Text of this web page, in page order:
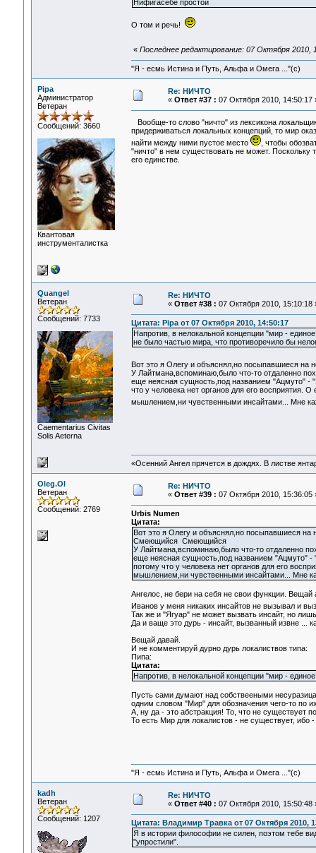
Нифигасебе простой
О том и речь!
« Последнее редактирование: 07 Октября 2010,
"Я - есмь Истина и Путь, Альфа и Омега ..."(с)
Pipa
Администратор
Ветеран
Сообщений: 3660
Квантовая
инструменталистка
Re: НИЧТО
« Ответ #37 : 07 Октября 2010, 14:50:17
Вообще-то слово "ничто" из лексикона
придерживаться локальных концепций, то мир
найти между ними пустое место
, чтобы
"ничто" в нем существовать не может. Поскольку
его единстве.
Quangel
Ветеран
Сообщений: 7733
Сaementarius Civitas
Solis Aeterna
Re: НИЧТО
« Ответ #38 : 07 Октября 2010, 15:10:18
Цитата: Pipa от 07 Октября 2010, 14:50:17
Напротив, в нелокальной концепции "мир -
не было частью мира, что противоречило бы
Вот это я Олегу и объяснял,но посыпавшиеся на
У Лайтмана,вспоминаю,было что-то отдаленно
еще неясная сущность,под названием "Ацмуто" -
что у человека нет органов для его восприятия.
мышлением,ни чувственными инсайтами... Мне
«Осенний Ангел прячется в дождях. В листве
Oleg.Ol
Ветеран
Сообщений: 2769
Re: НИЧТО
« Ответ #39 : 07 Октября 2010, 15:36:05
Urbis Numen
Цитата:
Вот это я Олегу и объяснял,но посыпавшиеся на
Смеющийся Смеющийся
У Лайтмана,вспоминаю,было что-то отдаленно
еще неясная сущность,под названием "Ацмуто" -
потому что у человека нет органов для его
мышлением,ни чувственными инсайтами... Мне
Ангелос, не бери на себя не свои функции. Вещай
Иванов у меня никаких инсайтов не вызывал и
Так же и "Ягуар" не может вызвать инсайт, но
Да и ваще это дурь - инсайт, вызванный извне ...
Вещай давай.
И не комментируй дурно дурь локалиствов типа:
Пипа:
Цитата:
Напротив, в нелокальной концепции "мир -
Пусть сами думают над собствееными
одним словом "Мир" для обозначения чего-то по
А, ну да - это абстракция! То, что не существует
То есть Мир для локалистов - не существует, ибо -
"Я - есмь Истина и Путь, Альфа и Омега ..."(с)
kadh
Ветеран
Сообщений: 1207
Re: НИЧТО
« Ответ #40 : 07 Октября 2010, 15:50:48
Цитата: Владимир Травка от 07 Октября 2010,
Я в истории философии не силен, поэтом тебе
"упростили".